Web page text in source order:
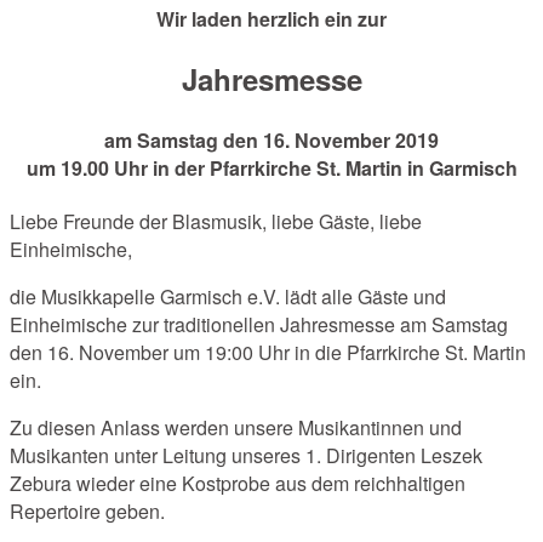
Wir laden herzlich ein zur
Jahresmesse
am Samstag den 16. November 2019
um 19.00 Uhr in der Pfarrkirche St. Martin in Garmisch
Liebe Freunde der Blasmusik, liebe Gäste, liebe
Einheimische,
die Musikkapelle Garmisch e.V. lädt alle Gäste und
Einheimische zur traditionellen Jahresmesse am Samstag
den 16. November um 19:00 Uhr in die Pfarrkirche St. Martin
ein.
Zu diesen Anlass werden unsere Musikantinnen und
Musikanten unter Leitung unseres 1. Dirigenten Leszek
Zebura wieder eine Kostprobe aus dem reichhaltigen
Repertoire geben.